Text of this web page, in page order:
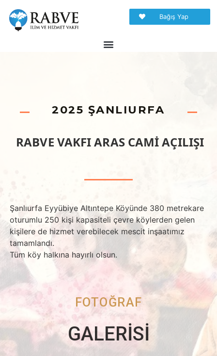
Bağış Yap
2025 ŞANLIURFA
RABVE VAKFI ARAS CAMİ AÇILIŞI
Şanlıurfa Eyyübiye Altıntepe Köyünde 380 metrekare
oturumlu 250 kişi kapasiteli çevre köylerden gelen
kişilere de hizmet verebilecek mescit inşaatımız
tamamlandı.
Tüm köy halkına hayırlı olsun.
FOTOĞRAF
GALERİSİ